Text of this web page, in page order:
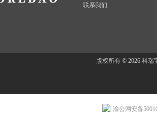
联系我们
版权所有 © 2026 科
渝公网安备